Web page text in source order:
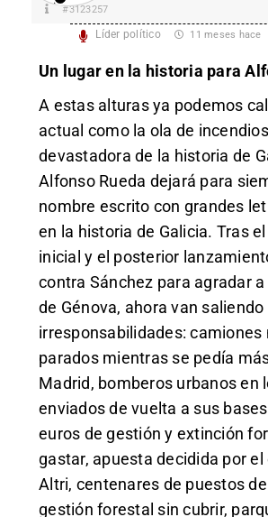
#3123257
Líder político 11 meses hace
Un lugar en la historia para
A estas alturas ya podemos
actual como la ola de
devastadora de la historia de
Alfonso Rueda dejará para
nombre escrito con grandes
en la historia de Galicia. Tras
inicial y el posterior
contra Sánchez para agradar
de Génova, ahora van
irresponsabilidades:
parados mientras se pedía
Madrid, bomberos urbanos en
enviados de vuelta a sus
euros de gestión y extinción
gastar, apuesta decidida por
Altri, centenares de puestos
gestión forestal sin cubrir,